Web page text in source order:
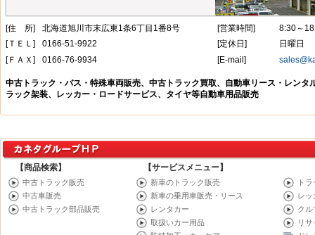
【商品検索】
中古トラック販売
中古車販売
中古トラック部品販売
【サービスメニュー】
新車のトラック販売
新車の乗用車販売・リース
レンタカー
取扱いカー用品
ト
レッ
クル
リ